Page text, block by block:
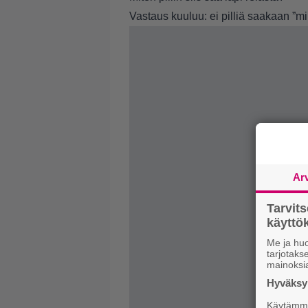
Vastaus kuuluu: ei pilliä saakaan
Me ja